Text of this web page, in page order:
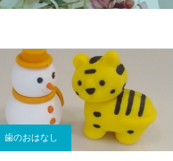
インプラント
歯のおはなし